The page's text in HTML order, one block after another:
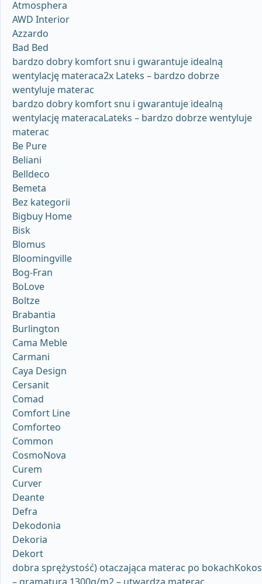
Atmosphera
AWD Interior
Azzardo
Bad Bed
bardzo dobry komfort snu i gwarantuje idealną
wentylację materaca2x Lateks – bardzo dobrze
wentyluje materac
bardzo dobry komfort snu i gwarantuje idealną
wentylację materacaLateks – bardzo dobrze wentyluje
materac
Be Pure
Beliani
Belldeco
Bemeta
Bez kategorii
Bigbuy Home
Bisk
Blomus
Bloomingville
Bog-Fran
BoLove
Boltze
Brabantia
Burlington
Cama Meble
Carmani
Caya Design
Cersanit
Comad
Comfort Line
Comforteo
Common
CosmoNova
Curem
Curver
Deante
Defra
Dekodonia
Dekoria
Dekort
dobra sprężystość) otaczająca materac po bokachKokos